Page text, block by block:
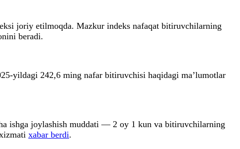
joriy etilmoqda. Mazkur indeks nafaqat bitiruvchilarning
beradi.
yildagi 242,6 ming nafar bitiruvchisi haqidagi ma’lumotlar
ishga joylashish muddati — 2 oy 1 kun va bitiruvchilarning
xabar berdi.